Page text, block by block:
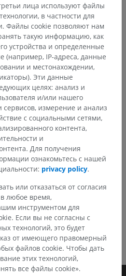
поправку, свою версию
по улучшению контента.
об ошибке
лица используют файлы
в частности для
Файлы cookie позволяют нам
такую информацию, как
устройства и определенные
(например, IP-адреса, данные
и местонахождении,
Эти данные
целях: анализ и
и/или нашего
сервисов, измерение и анализ
с социальными сетями,
контента,
и
Для получения
ознакомьтесь с нашей
privacy policy.
или отказаться от согласия
любое время,
инструментом для
Если вы не согласны с
технологий, это будет
от имеющего правомерный
файлов cookie. Чтобы дать
этих технологий,
все файлы cookie».